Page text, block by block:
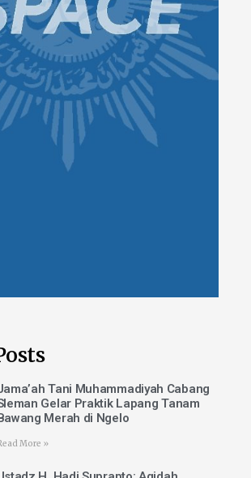
Tani Muhammadiyah Cabang
Gelar Praktik Lapang Tanam
Merah di Ngelo
More »